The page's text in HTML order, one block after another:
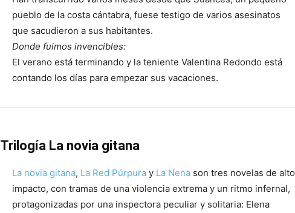
pueblo de la costa cántabra, fuese testigo de varios asesinatos
que sacudieron a sus habitantes.
Donde fuimos invencibles:
El verano está terminando y la teniente Valentina Redondo está
contando los días para empezar sus vacaciones.
Trilogía La novia gitana
La novia gitana, La Red Púrpura y La Nena son tres novelas de alto
impacto, con tramas de una violencia extrema y un ritmo infernal,
protagonizadas por una inspectora peculiar y solitaria: Elena